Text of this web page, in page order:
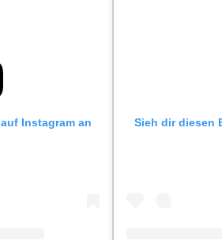
Instagram an Sieh dir diesen